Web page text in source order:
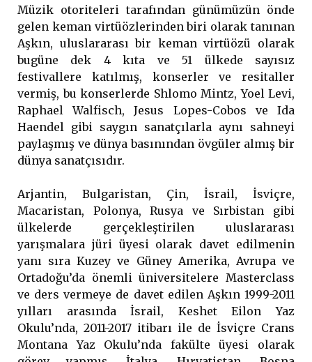
Müzik otoriteleri tarafından günümüzün önde
gelen keman virtüözlerinden biri olarak tanınan
Aşkın, uluslararası bir keman virtüözü olarak
bugüne dek 4 kıta ve 51 ülkede sayısız
festivallere katılmış, konserler ve resitaller
vermiş, bu konserlerde Shlomo Mintz, Yoel Levi,
Raphael Walfisch, Jesus Lopes-Cobos ve Ida
Haendel gibi saygın sanatçılarla aynı sahneyi
paylaşmış ve dünya basınından övgüler almış bir
dünya sanatçısıdır.
Arjantin, Bulgaristan, Çin, İsrail, İsviçre,
Macaristan, Polonya, Rusya ve Sırbistan gibi
ülkelerde gerçekleştirilen uluslararası
yarışmalara jüri üyesi olarak davet edilmenin
yanı sıra Kuzey ve Güney Amerika, Avrupa ve
Ortadoğu’da önemli üniversitelere Masterclass
ve ders vermeye de davet edilen Aşkın 1999-2011
yılları arasında İsrail, Keshet Eilon Yaz
Okulu’nda, 2011-2017 itibarı ile de İsviçre Crans
Montana Yaz Okulu’nda fakülte üyesi olarak